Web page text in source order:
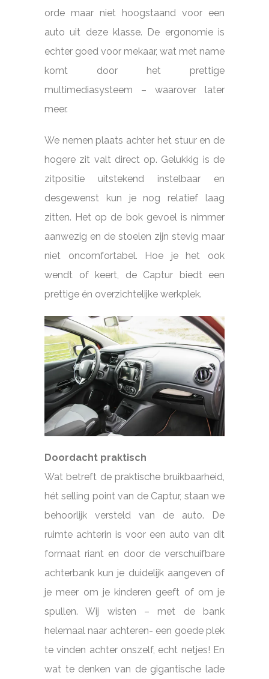
orde maar niet hoogstaand voor een
auto uit deze klasse. De ergonomie is
echter goed voor mekaar, wat met name
komt door het prettige
multimediasysteem – waarover later
meer.
We nemen plaats achter het stuur en de
hogere zit valt direct op. Gelukkig is de
zitpositie uitstekend instelbaar en
desgewenst kun je nog relatief laag
zitten. Het op de bok gevoel is nimmer
aanwezig en de stoelen zijn stevig maar
niet oncomfortabel. Hoe je het ook
wendt of keert, de Captur biedt een
prettige én overzichtelijke werkplek.
Doordacht praktisch
Wat betreft de praktische bruikbaarheid,
hét selling point van de Captur, staan we
behoorlijk versteld van de auto. De
ruimte achterin is voor een auto van dit
formaat riant en door de verschuifbare
achterbank kun je duidelijk aangeven of
je meer om je kinderen geeft of om je
spullen. Wij wisten – met de bank
helemaal naar achteren- een goede plek
te vinden achter onszelf, echt netjes! En
wat te denken van de gigantische lade